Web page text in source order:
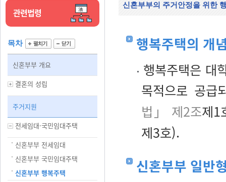
관련법령
목차
신혼부부 개요
결혼의 성립
주거지원
전세임대·국민임대주택
신혼부부 전세임대
신혼부부 국민임대주택
신혼부부 행복주택
신혼부부의 주거안정을 위한
행복주택의 개
행복주택은 대
목적으로 공급
법」 제2조제1
제3호).
신혼부부 일반